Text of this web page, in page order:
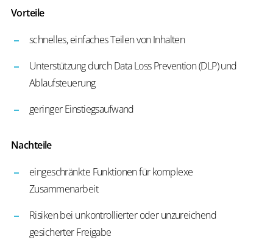
Vorteile
schnelles, einfaches Teilen von Inhalten
Unterstützung durch Data Loss Prevention (DLP) und
Ablaufsteuerung
geringer Einstiegsaufwand
Nachteile
eingeschränkte Funktionen für komplexe
Zusammenarbeit
Risiken bei unkontrollierter oder unzureichend
gesicherter Freigabe